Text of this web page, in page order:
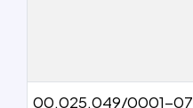
00.025.049/0001-07